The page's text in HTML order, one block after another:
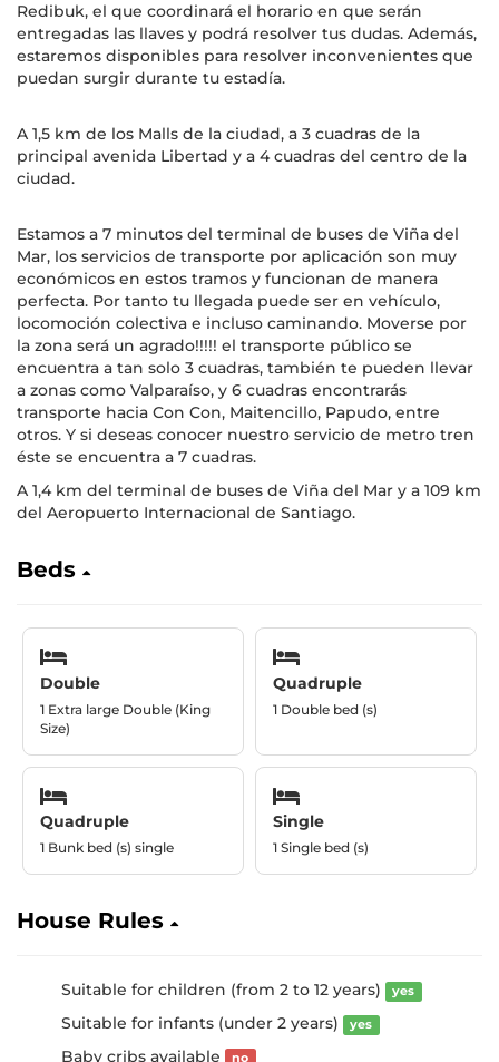
Redibuk, el que coordinará el horario en que serán
entregadas las llaves y podrá resolver tus dudas. Además,
estaremos disponibles para resolver inconvenientes que
puedan surgir durante tu estadía.
A 1,5 km de los Malls de la ciudad, a 3 cuadras de la
principal avenida Libertad y a 4 cuadras del centro de la
ciudad.
Estamos a 7 minutos del terminal de buses de Viña del
Mar, los servicios de transporte por aplicación son muy
económicos en estos tramos y funcionan de manera
perfecta. Por tanto tu llegada puede ser en vehículo,
locomoción colectiva e incluso caminando. Moverse por
la zona será un agrado!!!!! el transporte público se
encuentra a tan solo 3 cuadras, también te pueden llevar
a zonas como Valparaíso, y 6 cuadras encontrarás
transporte hacia Con Con, Maitencillo, Papudo, entre
otros. Y si deseas conocer nuestro servicio de metro tren
éste se encuentra a 7 cuadras.
A 1,4 km del terminal de buses de Viña del Mar y a 109 km
del Aeropuerto Internacional de Santiago.
Beds
Double
1 Extra large Double (King
Size)
Quadruple
1 Double bed (s)
Quadruple
1 Bunk bed (s) single
Single
1 Single bed (s)
House Rules
Suitable for children (from 2 to 12 years) yes
Suitable for infants (under 2 years) yes
Baby cribs available no